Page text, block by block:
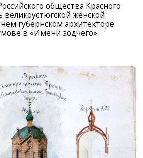
общества Красного
великоустюгской женской
губернском архитекторе
в «Имени зодчего»